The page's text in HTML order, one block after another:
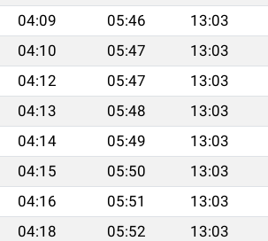
04:09 05:46 13:03
04:10 05:47 13:03
04:12 05:47 13:03
04:13 05:48 13:03
04:14 05:49 13:03
04:15 05:50 13:03
04:16 05:51 13:03
04:18 05:52 13:03